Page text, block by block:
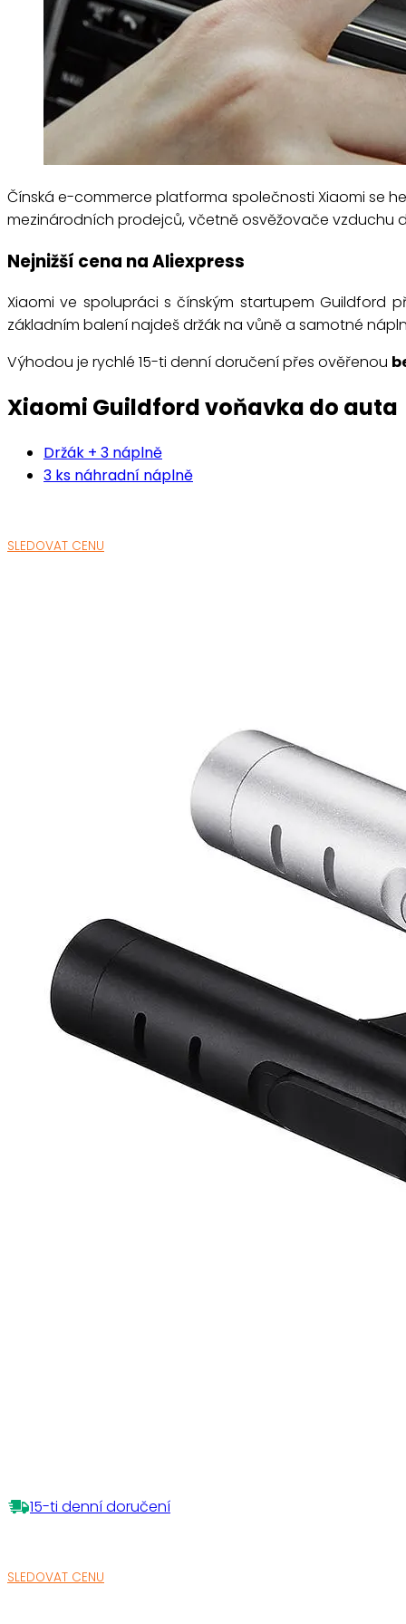
Čínská e-commerce platforma společnosti Xiaomi se
mezinárodních prodejců, včetně osvěžovače vzduchu
Nejnižší cena na Aliexpress
Xiaomi ve spolupráci s čínským startupem Guildford
základním balení najdeš držák na vůně a samotné
Výhodou je rychlé 15-ti denní doručení přes ověřenou
Xiaomi Guildford voňavka do auta
Držák + 3 náplně
3 ks náhradní náplně
SLEDOVAT CENU
15-ti denní doručení
SLEDOVAT CENU